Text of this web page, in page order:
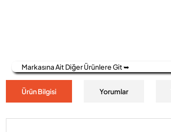
Markasına Ait Diğer Ürünlere Git ➥
Ürün Bilgisi Yorumlar